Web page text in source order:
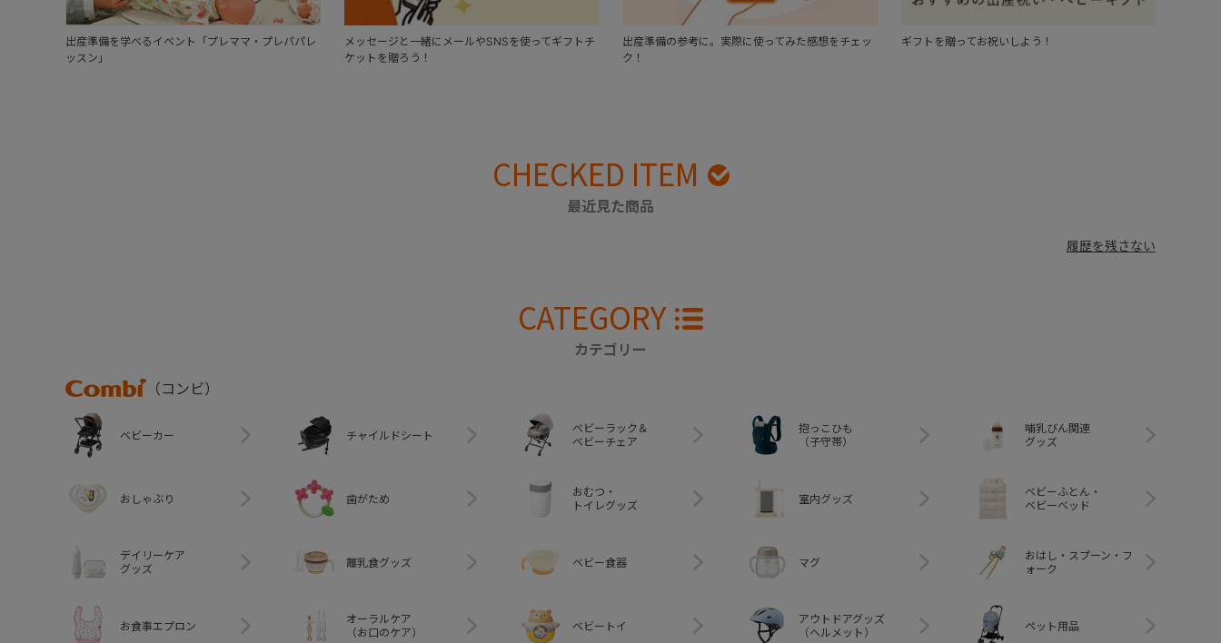
出産準備を学べるイベント「プレママ・プレパパレ
ッスン」
メッセージと一緒にメールやSNSを使ってギフトチ
ケットを贈ろう！
出産準備の参考に。実際に使ってみた感想をチェッ
ク！
ギフトを贈ってお祝いしよう！
CHECKED ITEM
最近見た商品
履歴を残さない
CATEGORY
カテゴリー
Combi
（コンビ）
ベビーカー チャイルドシート
ベビーラック＆
ベビーチェア
抱っこひも
（子守帯）
哺乳びん関連
グッズ
おしゃぶり 歯がため
おむつ・
トイレグッズ
室内グッズ
ベビーふとん・
ベビーベッド
デイリーケア
グッズ
離乳食グッズ ベビー食器 マグ
おはし・スプーン・フ
ォーク
お食事エプロン
オーラルケア
（お口のケア）
ベビートイ
アウトドアグッズ
（ヘルメット）
ペット用品